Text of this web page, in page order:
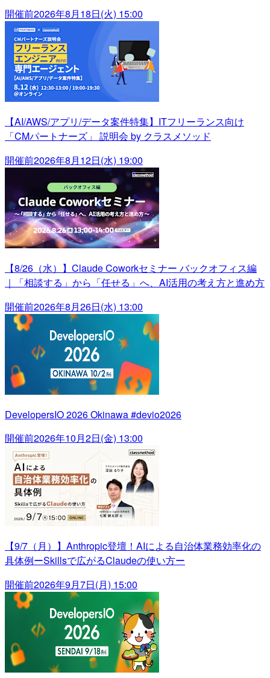
開催前2026年8月18日(火) 15:00
【AI/AWS/アプリ/データ案件特集】ITフリーランス向け
「CMパートナーズ」 説明会 by クラスメソッド
開催前2026年8月12日(水) 19:00
【8/26（水）】Claude Coworkセミナー バックオフィス編
｜「相談する」から「任せる」へ、AI活用の考え方と進め方
開催前2026年8月26日(水) 13:00
DevelopersIO 2026 Okinawa #devio2026
開催前2026年10月2日(金) 13:00
【9/7（月）】Anthropic登壇！AIによる自治体業務効率化の
具体例ーSkillsで広がるClaudeの使い方ー
開催前2026年9月7日(月) 15:00